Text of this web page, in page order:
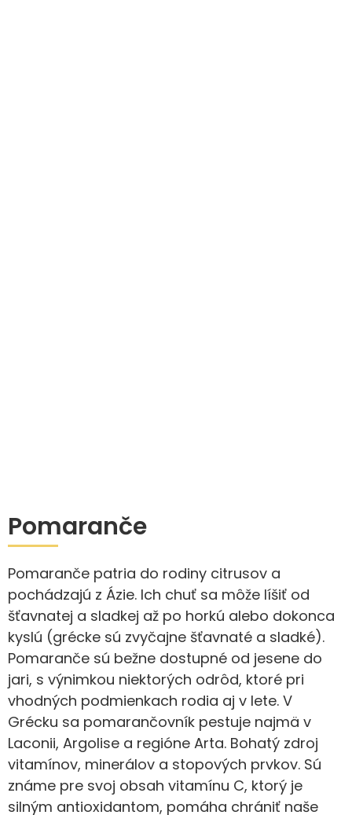
Pomaranče
Pomaranče patria do rodiny citrusov a
pochádzajú z Ázie. Ich chuť sa môže líšiť od
šťavnatej a sladkej až po horkú alebo dokonca
kyslú (grécke sú zvyčajne šťavnaté a sladké).
Pomaranče sú bežne dostupné od jesene do
jari, s výnimkou niektorých odrôd, ktoré pri
vhodných podmienkach rodia aj v lete. V
Grécku sa pomarančovník pestuje najmä v
Laconii, Argolise a regióne Arta. Bohatý zdroj
vitamínov, minerálov a stopových prvkov. Sú
známe pre svoj obsah vitamínu C, ktorý je
silným antioxidantom, pomáha chrániť naše